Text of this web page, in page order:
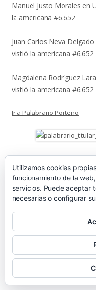
Manuel Justo Morales en
la americana #6.652
Juan Carlos Neva Delgado
vistió la americana #6.652
Magdalena Rodríguez Lara
vistió la americana #6.652
Ir a Palabrario Porteño
Utilizamos cookies
funcionamiento de la
servicios. Puede aceptar
necesarias o configurar